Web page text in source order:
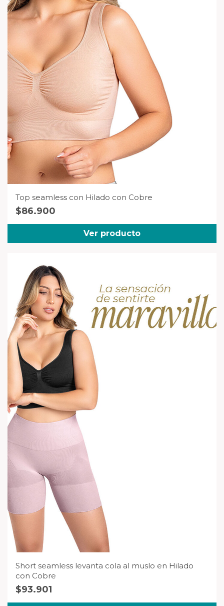
Top seamless con Hilado con Cobre
$86.900
Ver producto
Short seamless levanta cola al muslo en Hilado
con Cobre
$93.901